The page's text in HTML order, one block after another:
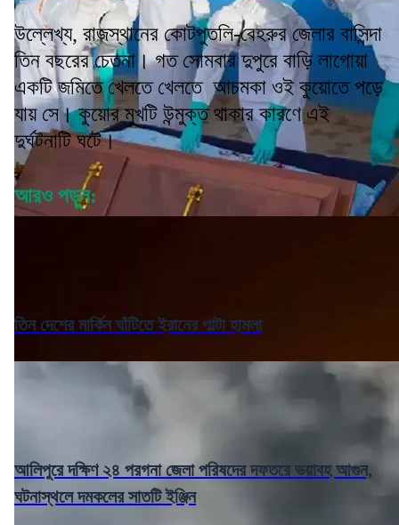
উল্লেখ্য, রাজস্থানের কোটপুতলি-বেহরুর জেলার বাসিন্দা
তিন বছরের চেতনা। গত সোমবার দুপুরে বাড়ি লাগোয়া
একটি জমিতে খেলতে খেলতে আচমকা ওই কুয়োতে পড়ে
যায় সে। কুয়োর মুখটি উন্মুক্ত থাকার কারণে এই
দুর্ঘটনাটি ঘটে।
আরও পড়ুন:
তিন দেশের মার্কিন ঘাঁটিতে ইরানের পাল্টা হামলা
আলিপুরে দক্ষিণ ২৪ পরগনা জেলা পরিষদের দফতরে ভয়াবহ আগুন,
ঘটনাস্থলে দমকলের সাতটি ইঞ্জিন